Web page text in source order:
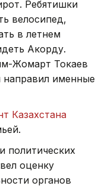
Ребятишки
велосипед,
в летнем
Акорду.
Жомарт Токаев
именные
Казахстана
политических
оценку
органов